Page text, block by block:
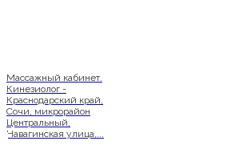
Массажный кабинет.
Кинезиолог -
Краснодарский край,
Сочи, микрорайон
Центральный,
Навагинская улица,...